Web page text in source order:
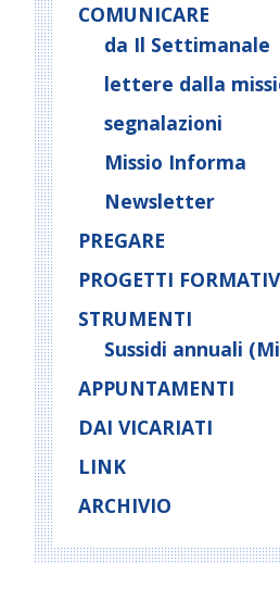
COMUNICARE
da Il Settimanale
lettere dalla
segnalazioni
Missio Informa
Newsletter
PREGARE
PROGETTI
STRUMENTI
Sussidi annuali
APPUNTAMENTI
DAI VICARIATI
LINK
ARCHIVIO